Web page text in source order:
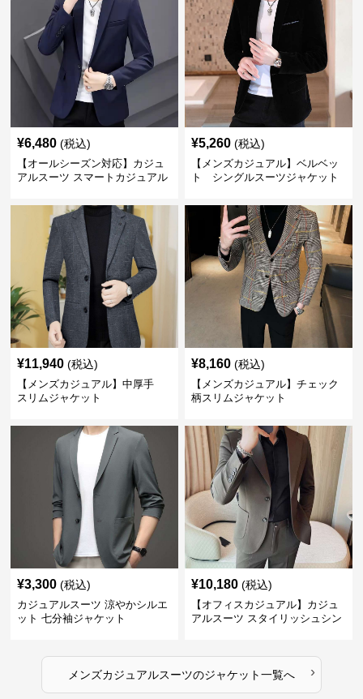
¥6,480 (税込)
【オールシーズン対応】カジュ
アルスーツ スマートカジュアル
¥5,260 (税込)
【メンズカジュアル】ベルベッ
ト シングルスーツジャケット
¥11,940 (税込)
【メンズカジュアル】中厚手
スリムジャケット
¥8,160 (税込)
【メンズカジュアル】チェック
柄スリムジャケット
¥3,300 (税込)
カジュアルスーツ 涼やかシルエ
ット 七分袖ジャケット
¥10,180 (税込)
【オフィスカジュアル】カジュ
アルスーツ スタイリッシュシン
メンズカジュアルスーツのジャケット一覧へ ›